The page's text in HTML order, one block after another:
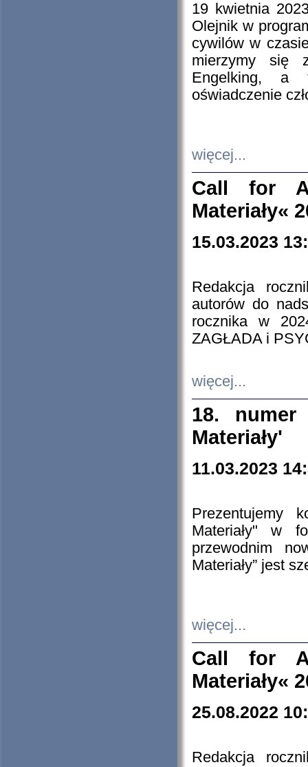
19 kwietnia
Olejnik w
cywilów w
mierzymy się
Engelking, a
oświadczenie
więcej...
Call for
Materiały«
15.03.2023
Redakcja
autorów do
rocznika w
ZAGŁADA i
więcej...
18. numer
Materiały'
11.03.2023
Prezentujemy
Materiały" w
przewodnim
Materiały” jest
więcej...
Call for
Materiały«
25.08.2022
Redakcja